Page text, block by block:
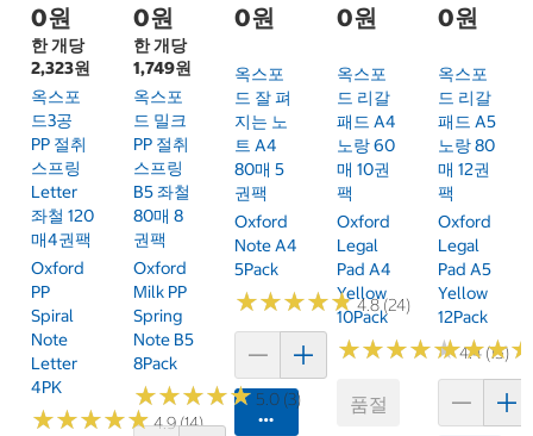
0원
한 개당
2,323원
옥스포
드3공
PP 절취
스프링
Letter
좌철 120
매4권팩
Oxford
PP
Spiral
Note
Letter
4PK
★★★★★
★★★★★4.9 (14)
0원
한 개당
1,749원
옥스포
드 밀크
PP 절취
스프링
B5 좌철
80매 8
권팩
Oxford
Milk PP
Spring
Note B5
8Pack
★★★★★
★★★★★5.0 (3)
0원
옥스포
드 잘 펴
지는 노
트 A4
80매 5
권팩
Oxford
Note A4
5Pack
★★★★★
★★★★★4.8 (24)
카트에 담기
0원
옥스포
드 리갈
패드 A4
노랑 60
매 10권
팩
Oxford
Legal
Pad A4
Yellow
10Pack
★★★★★
★★★★★4.4 (15)
품절
0원
옥스포
드 리갈
패드 A5
노랑 80
매 12권
팩
Oxford
Legal
Pad A5
Yellow
12Pack
★★★
★★★